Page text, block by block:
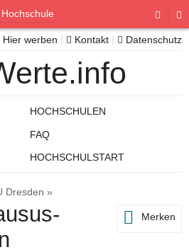
Dresden »
Merken
Hier werben Kontakt Datenschutz
HOCHSCHULEN
FAQ
HOCHSCHULSTART